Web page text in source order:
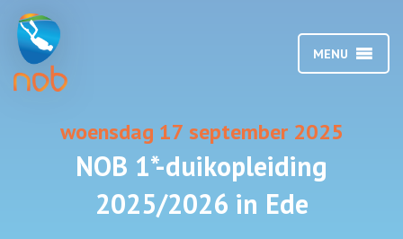
MENU
woensdag 17 september 2025
NOB 1*-duikopleiding
2025/2026 in Ede